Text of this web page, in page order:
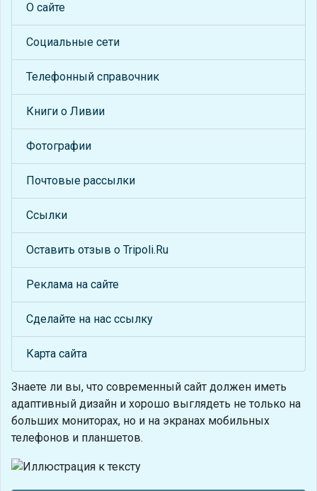
О сайте
Социальные сети
Телефонный справочник
Книги о Ливии
Фотографии
Почтовые рассылки
Ссылки
Оставить отзыв о Tripoli.Ru
Реклама на сайте
Сделайте на нас ссылку
Карта сайта
Знаете ли вы, что современный сайт должен иметь
адаптивный дизайн и хорошо выглядеть не только на
больших мониторах, но и на экранах мобильных
телефонов и планшетов.